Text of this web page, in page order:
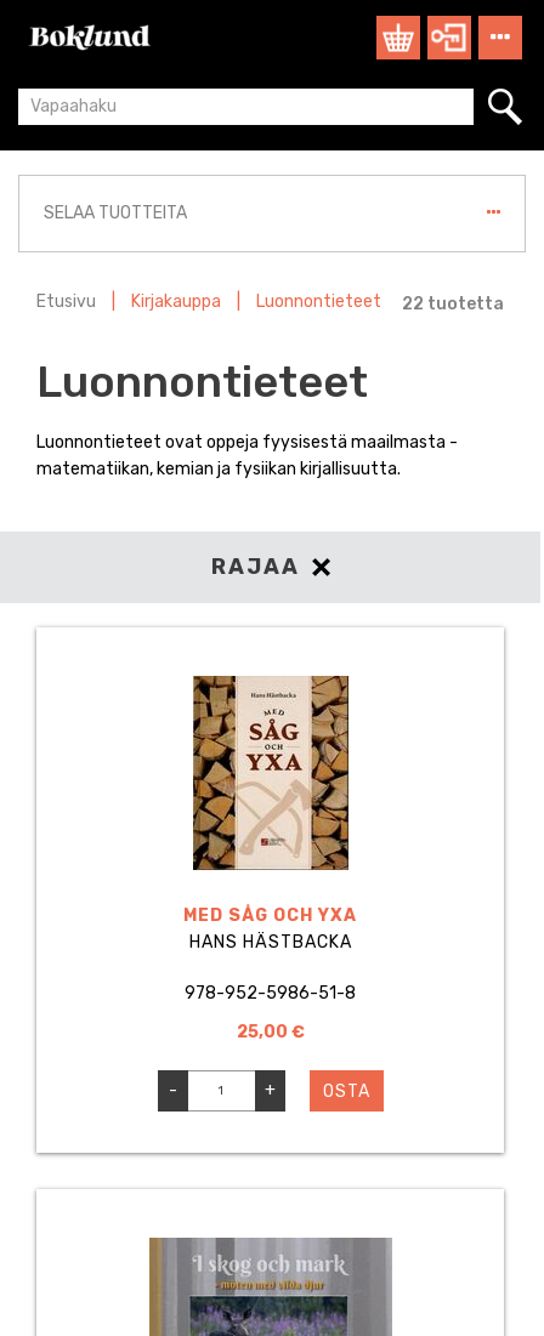
SELAA TUOTTEITA
Etusivu Kirjakauppa Luonnontieteet 22 tuotetta
Luonnontieteet
Luonnontieteet ovat oppeja fyysisestä maailmasta -
matematiikan, kemian ja fysiikan kirjallisuutta.
RAJAA
MED SÅG OCH YXA
HANS HÄSTBACKA
978-952-5986-51-8
25,00 €
- + OSTA